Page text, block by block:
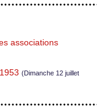
associations
(Dimanche 12 juillet